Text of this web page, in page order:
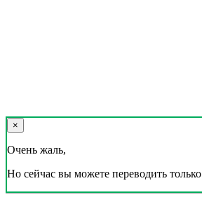
×
Очень жаль,
Но сейчас вы можете переводить только